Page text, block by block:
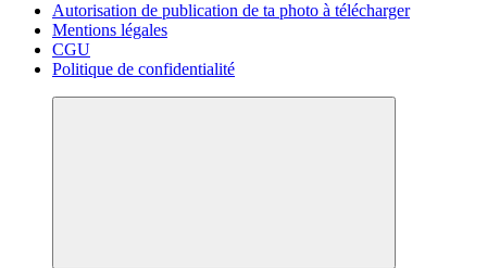
Autorisation de publication de ta photo à télécharger
Mentions légales
CGU
Politique de confidentialité